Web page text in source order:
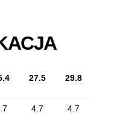
27.5 29.8
4.7 4.7